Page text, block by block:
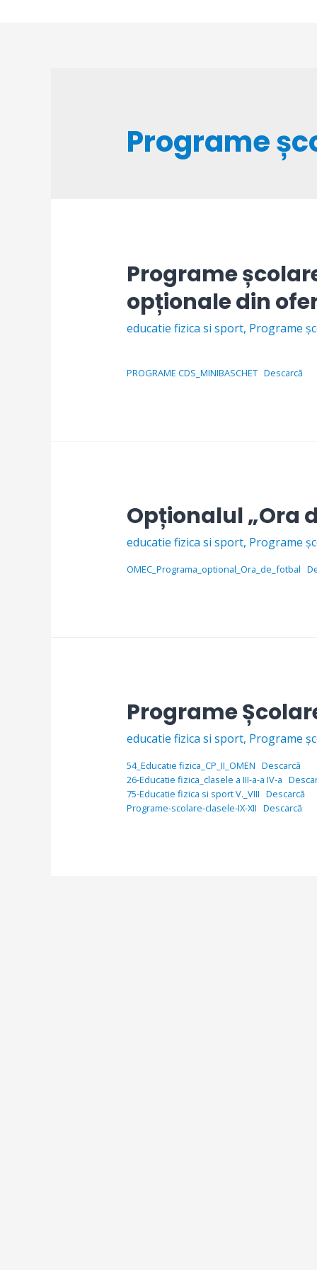
Programe
Programe
opționale din
educatie fizica si sport, Programe
PROGRAME CDS_MINIBASCHET Descarcă
Opționalul „Ora
educatie fizica si sport, Programe
OMEC_Programa_optional_Ora_de_fotbal
Programe
educatie fizica si sport, Programe
54_Educatie fizica_CP_II_OMEN Descarcă
26-Educatie fizica_clasele a III-a-a IV-a
75-Educatie fizica si sport V._VIII Descarcă
Programe-scolare-clasele-IX-XII Descarcă